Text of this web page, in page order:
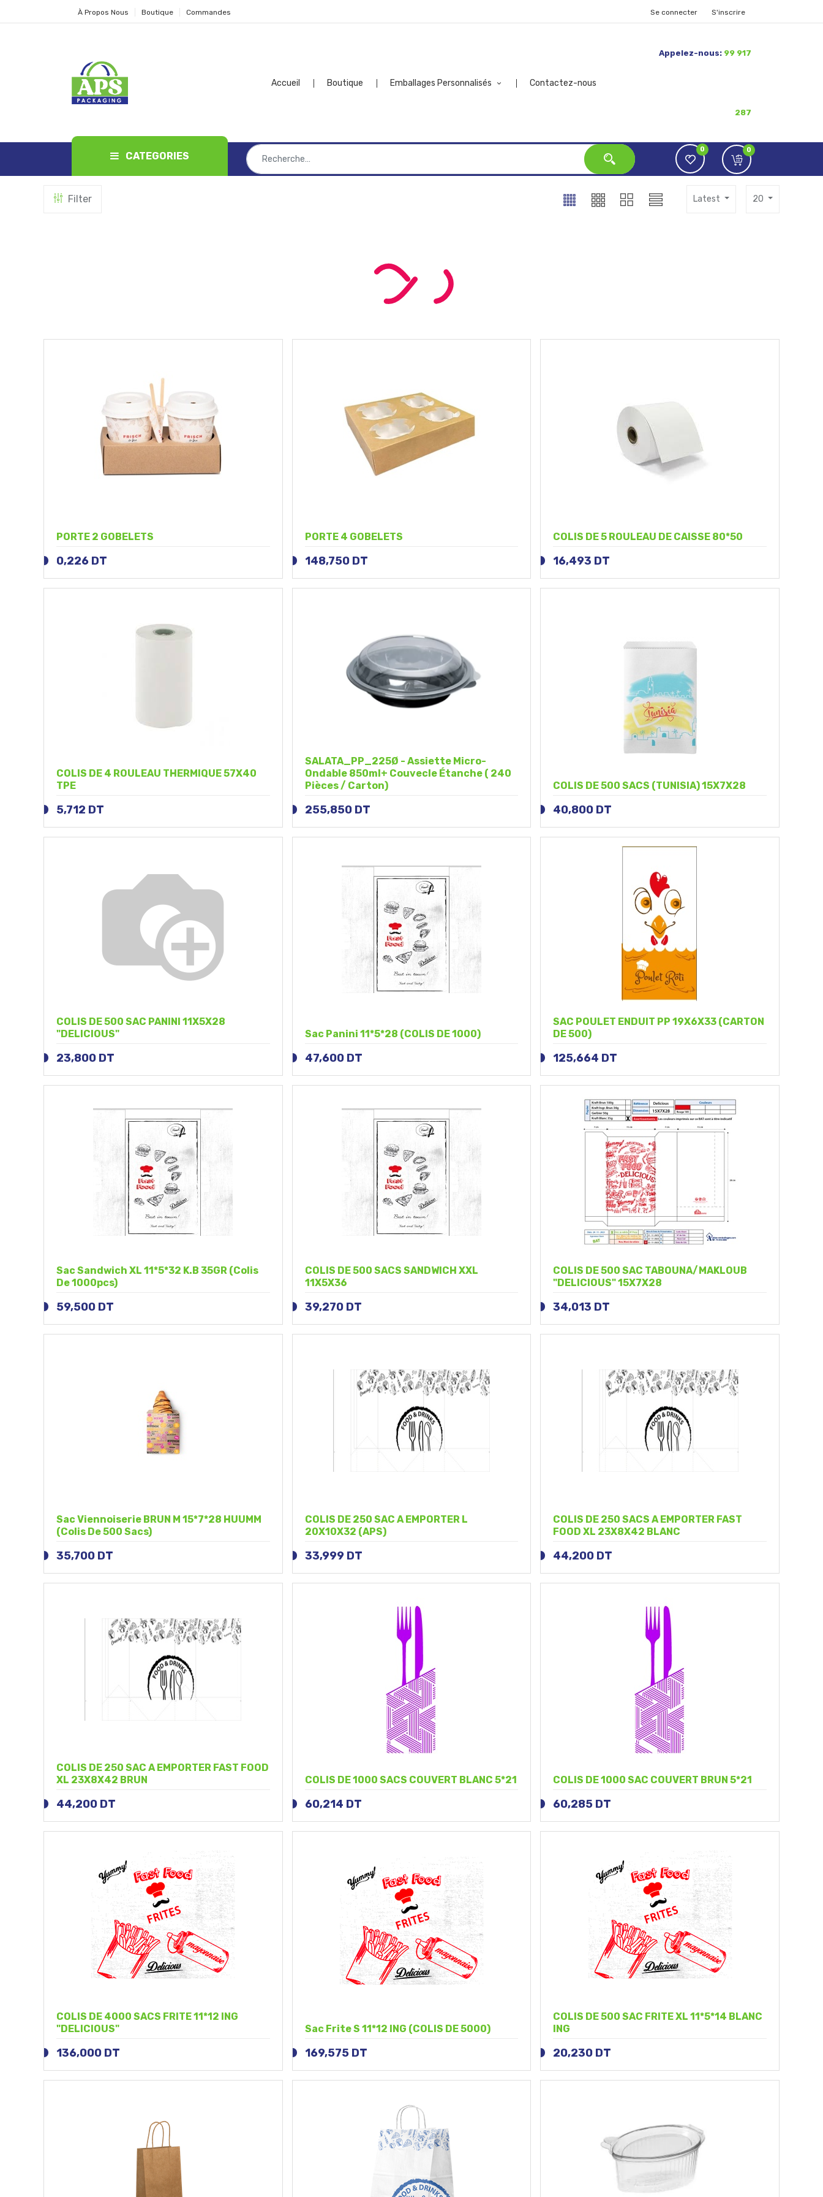
À Propos Nous Boutique Commandes Se connecter S'inscrire
Accueil Boutique Emballages Personnalisés Contactez-nous
Appelez-nous: 99 917
287
CATEGORIES
0 0
Filter Latest 20
PORTE 2 GOBELETS
0,226 DT
PORTE 4 GOBELETS
148,750DT
COLIS DE 5 ROULEAU DE CAISSE 80*50
16,493 DT
COLIS DE 4 ROULEAU THERMIQUE 57X40
TPE
5,712 DT
SALATA_PP_225Ø - Assiette Micro-
Ondable 850ml+ Couvecle Étanche ( 240
Pièces / Carton)
255,850DT
COLIS DE 500 SACS (TUNISIA) 15X7X28
40,800 DT
COLIS DE 500 SAC PANINI 11X5X28
"DELICIOUS"
23,800 DT
Sac Panini 11*5*28 (COLIS DE 1000)
47,600DT
SAC POULET ENDUIT PP 19X6X33 (CARTON
DE 500)
125,664 DT
Sac Sandwich XL 11*5*32 K.B 35GR (colis
De 1000pcs)
59,500 DT
COLIS DE 500 SACS SANDWICH XXL
11X5X36
39,270DT
COLIS DE 500 SAC TABOUNA/MAKLOUB
"DELICIOUS" 15X7X28
34,013 DT
Sac Viennoiserie BRUN M 15*7*28 HUUMM
(Colis De 500 Sacs)
35,700 DT
COLIS DE 250 SAC A EMPORTER L
20X10X32 (APS)
33,999DT
COLIS DE 250 SACS A EMPORTER FAST
FOOD XL 23X8X42 BLANC
44,200 DT
COLIS DE 250 SAC A EMPORTER FAST FOOD
XL 23X8X42 BRUN
44,200 DT
COLIS DE 1000 SACS COUVERT BLANC 5*21
60,214 DT
COLIS DE 1000 SAC COUVERT BRUN 5*21
60,285 DT
COLIS DE 4000 SACS FRITE 11*12 ING
"DELICIOUS"
136,000 DT
Sac Frite S 11*12 ING (COLIS DE 5000)
169,575DT
COLIS DE 500 SAC FRITE XL 11*5*14 BLANC
ING
20,230 DT